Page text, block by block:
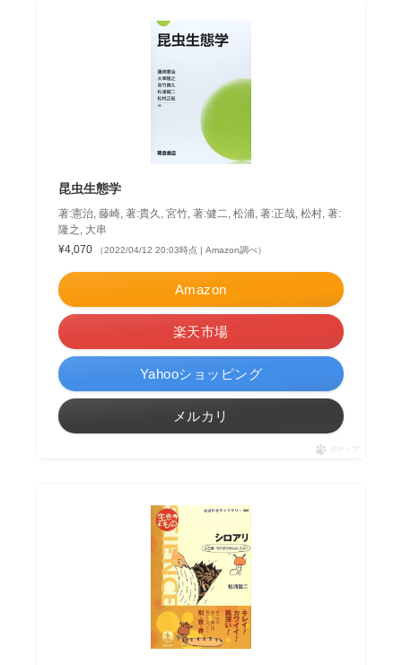
昆虫生態学
著:憲治, 藤崎, 著:貴久, 宮竹, 著:健二, 松浦, 著:正哉, 松村, 著:
隆之, 大串
¥4,070
（2022/04/12 20:03時点 | Amazon調べ）
Amazon
楽天市場
Yahooショッピング
メルカリ
ポチップ